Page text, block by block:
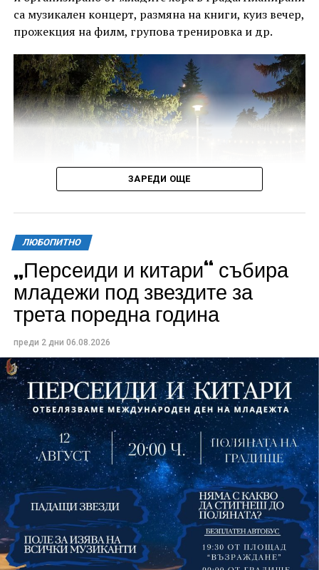
са музикален концерт, размяна на книги, куиз вечер,
прожекция на филм, групова тренировка и др.
Всички събития ще се проведат в парк „Максим
Райкович“, срещу часовниковата кула, с вход
свободен. Програмата ще започне на 12 август с
изпълнители GoGo, Toria, ZoV & Vakavliev.
ЗАРЕДИ ОЩЕ
ЛЮБОПИТНО
„Персеиди и китари“ събира
младежи под звездите за
трета поредна година
преди 2 дни 06.08.2026